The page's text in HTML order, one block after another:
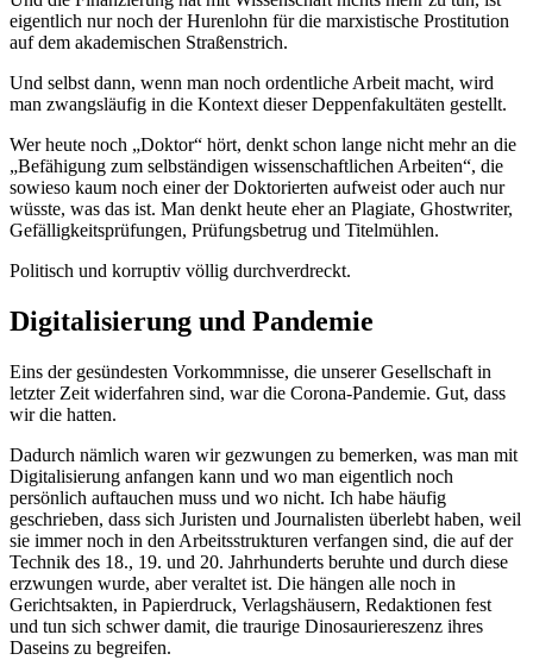
eigentlich nur noch der Hurenlohn für die marxistische Prostitution
auf dem akademischen Straßenstrich.
Und selbst dann, wenn man noch ordentliche Arbeit macht, wird
man zwangsläufig in die Kontext dieser Deppenfakultäten gestellt.
Wer heute noch „Doktor“ hört, denkt schon lange nicht mehr an die
„Befähigung zum selbständigen wissenschaftlichen Arbeiten“, die
sowieso kaum noch einer der Doktorierten aufweist oder auch nur
wüsste, was das ist. Man denkt heute eher an Plagiate, Ghostwriter,
Gefälligkeitsprüfungen, Prüfungsbetrug und Titelmühlen.
Politisch und korruptiv völlig durchverdreckt.
Digitalisierung und Pandemie
Eins der gesündesten Vorkommnisse, die unserer Gesellschaft in
letzter Zeit widerfahren sind, war die Corona-Pandemie. Gut, dass
wir die hatten.
Dadurch nämlich waren wir gezwungen zu bemerken, was man mit
Digitalisierung anfangen kann und wo man eigentlich noch
persönlich auftauchen muss und wo nicht. Ich habe häufig
geschrieben, dass sich Juristen und Journalisten überlebt haben, weil
sie immer noch in den Arbeitsstrukturen verfangen sind, die auf der
Technik des 18., 19. und 20. Jahrhunderts beruhte und durch diese
erzwungen wurde, aber veraltet ist. Die hängen alle noch in
Gerichtsakten, in Papierdruck, Verlagshäusern, Redaktionen fest
und tun sich schwer damit, die traurige Dinosauriereszenz ihres
Daseins zu begreifen.